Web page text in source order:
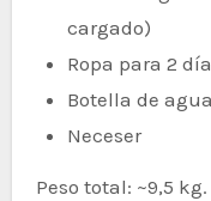
cargado)
Ropa para 2
Botella de
Neceser
Peso total: ~9,5 kg.